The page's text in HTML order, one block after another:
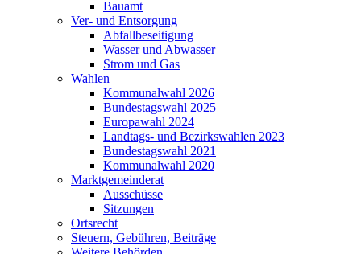
Bauamt
Ver- und Entsorgung
Abfallbeseitigung
Wasser und Abwasser
Strom und Gas
Wahlen
Kommunalwahl 2026
Bundestagswahl 2025
Europawahl 2024
Landtags- und Bezirkswahlen 2023
Bundestagswahl 2021
Kommunalwahl 2020
Marktgemeinderat
Ausschüsse
Sitzungen
Ortsrecht
Steuern, Gebühren, Beiträge